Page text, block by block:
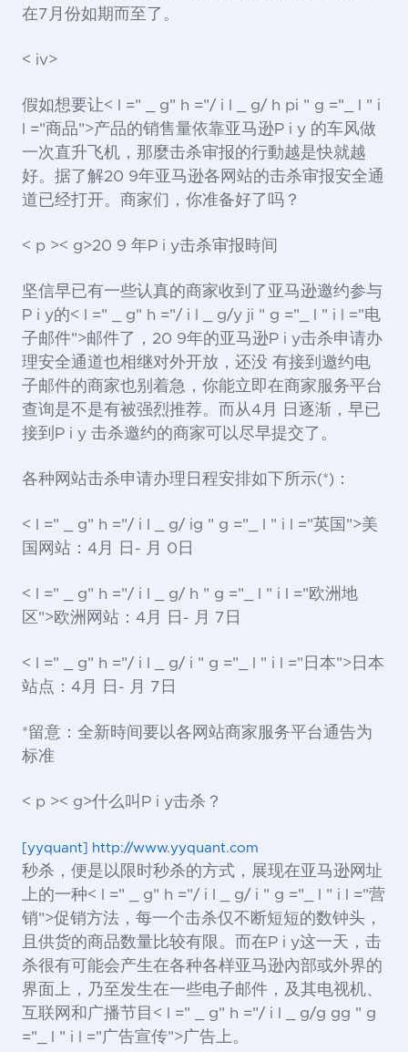
在7月份如期而至了。
< iv>
假如想要让< l =" _ g" h ="/ i l _ g/ h pi " g ="_ l " i
l ="商品">产品的销售量依靠亚马逊P i y 的车风做
一次直升飞机，那麼击杀审报的行動越是快就越
好。据了解20 9年亚马逊各网站的击杀审报安全通
道已经打开。商家们，你准备好了吗？
< p >< g>20 9 年P i y击杀审报時间
坚信早已有一些认真的商家收到了亚马逊邀约参与
P i y的< l =" _ g" h ="/ i l _ g/y ji " g ="_ l " i l ="电
子邮件">邮件 了，20 9年的亚马逊P i y击杀申请办
理安全通道也相继对外开放，还没 有接到邀约电
子邮件的商家也别着急，你能立即在商家服务平台
查询是不是有被强烈推荐。而从4月 日逐渐，早已
接到P i y 击杀邀约的商家可以尽早提交了。
各种网站击杀申请办理日程安排如下所示(*)：
< l =" _ g" h ="/ i l _ g/ ig " g ="_ l " i l ="英国">美
国 网站：4月 日- 月 0日
< l =" _ g" h ="/ i l _ g/ h " g ="_ l " i l ="欧洲地
区">欧洲 网站：4月 日- 月 7日
< l =" _ g" h ="/ i l _ g/ i " g ="_ l " i l ="日本">日本
站点：4月 日- 月 7日
*留意：全新時间要以各网站商家服务平台通告为
标准
< p >< g>什么叫P i y击杀？
[yyquant] http://www.yyquant.com
秒杀，便是以限时秒杀的方式，展现在亚马逊网址
上的一种< l =" _ g" h ="/ i l _ g/ i " g ="_ l " i l ="营
销">促销方法，每一个击杀仅不断短短的数钟头，
且供货的商品数量比较有限。而在P i y这一天，击
杀很有可能会产生在各种各样亚马逊內部或外界的
界面上，乃至发生在一些电子邮件，及其电视机、
互联网和广播节目< l =" _ g" h ="/ i l _ g/g gg " g
="_ l " i l ="广告宣传">广告上。